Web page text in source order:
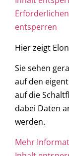
entsperren
Hier zeigt
Sie sehen
auf den
auf die
dabei Daten
werden.
Mehr